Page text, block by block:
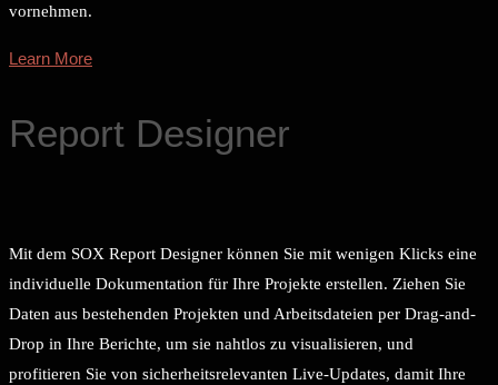
vornehmen.
Learn More
Report Designer
Mit dem SOX Report Designer können Sie mit wenigen Klicks eine
individuelle Dokumentation für Ihre Projekte erstellen. Ziehen Sie
Daten aus bestehenden Projekten und Arbeitsdateien per Drag-and-
Drop in Ihre Berichte, um sie nahtlos zu visualisieren, und
profitieren Sie von sicherheitsrelevanten Live-Updates, damit Ihre